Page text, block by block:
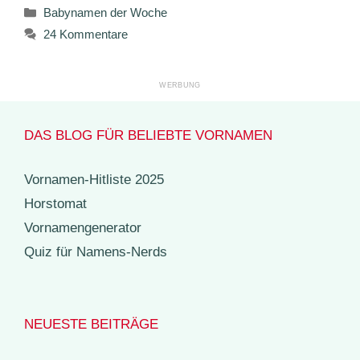
Kategorien
Babynamen der Woche
24 Kommentare
DAS BLOG FÜR BELIEBTE VORNAMEN
Vornamen-Hitliste 2025
Horstomat
Vornamengenerator
Quiz für Namens-Nerds
NEUESTE BEITRÄGE